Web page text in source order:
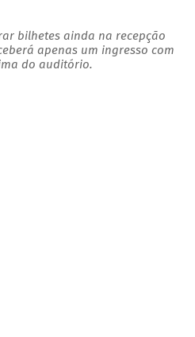
bilhetes ainda na recepção
apenas um ingresso com
do auditório.